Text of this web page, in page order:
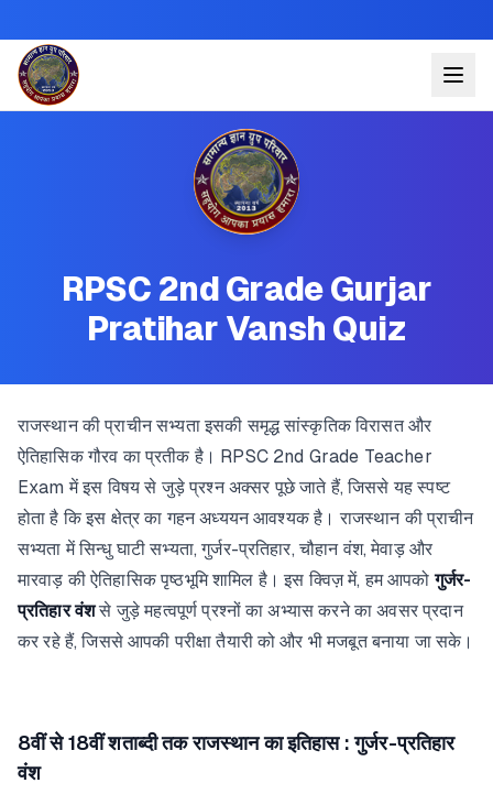
RPSC 2nd Grade Gurjar
Pratihar Vansh Quiz
राजस्थान की प्राचीन सभ्यता इसकी समृद्ध सांस्कृतिक विरासत और
ऐतिहासिक गौरव का प्रतीक है। RPSC 2nd Grade Teacher
Exam में इस विषय से जुड़े प्रश्न अक्सर पूछे जाते हैं, जिससे यह स्पष्ट
होता है कि इस क्षेत्र का गहन अध्ययन आवश्यक है। राजस्थान की प्राचीन
सभ्यता में सिन्धु घाटी सभ्यता, गुर्जर-प्रतिहार, चौहान वंश, मेवाड़ और
मारवाड़ की ऐतिहासिक पृष्ठभूमि शामिल है। इस क्विज़ में, हम आपकोगुर्जर-
प्रतिहार वंशसे जुड़े महत्वपूर्ण प्रश्नों का अभ्यास करने का अवसर प्रदान
कर रहे हैं, जिससे आपकी परीक्षा तैयारी को और भी मजबूत बनाया जा सके।
8वीं से 18वीं शताब्दी तक राजस्थान का इतिहास : गुर्जर-प्रतिहार
वंश